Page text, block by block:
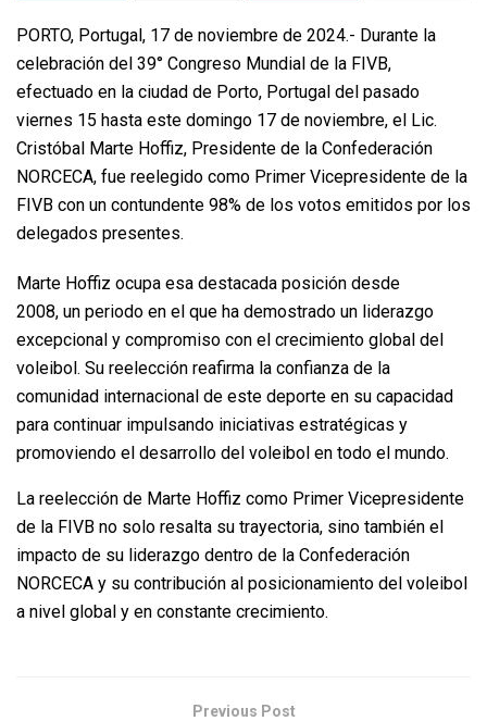
PORTO, Portugal, 17 de noviembre de 2024.- Durante la
celebración del 39° Congreso Mundial de la FIVB,
efectuado en la ciudad de Porto, Portugal del pasado
viernes 15 hasta este domingo 17 de noviembre, el Lic.
Cristóbal Marte Hoffiz, Presidente de la Confederación
NORCECA, fue reelegido como Primer Vicepresidente de la
FIVB con un contundente 98% de los votos emitidos por los
delegados presentes.
Marte Hoffiz ocupa esa destacada posición desde
2008, un periodo en el que ha demostrado un liderazgo
excepcional y compromiso con el crecimiento global del
voleibol. Su reelección reafirma la confianza de la
comunidad internacional de este deporte en su capacidad
para continuar impulsando iniciativas estratégicas y
promoviendo el desarrollo del voleibol en todo el mundo.
La reelección de Marte Hoffiz como Primer Vicepresidente
de la FIVB no solo resalta su trayectoria, sino también el
impacto de su liderazgo dentro de la Confederación
NORCECA y su contribución al posicionamiento del voleibol
a nivel global y en constante crecimiento.
Previous Post